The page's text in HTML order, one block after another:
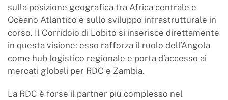
sulla posizione geografica tra Africa centrale e
Oceano Atlantico e sullo sviluppo infrastrutturale in
corso. Il Corridoio di Lobito si inserisce direttamente
in questa visione: esso rafforza il ruolo dell’Angola
come hub logistico regionale e porta d’accesso ai
mercati globali per RDC e Zambia.
La RDC è forse il partner più complesso nel